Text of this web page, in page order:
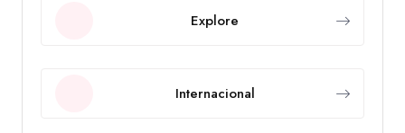
Explore
Internacional